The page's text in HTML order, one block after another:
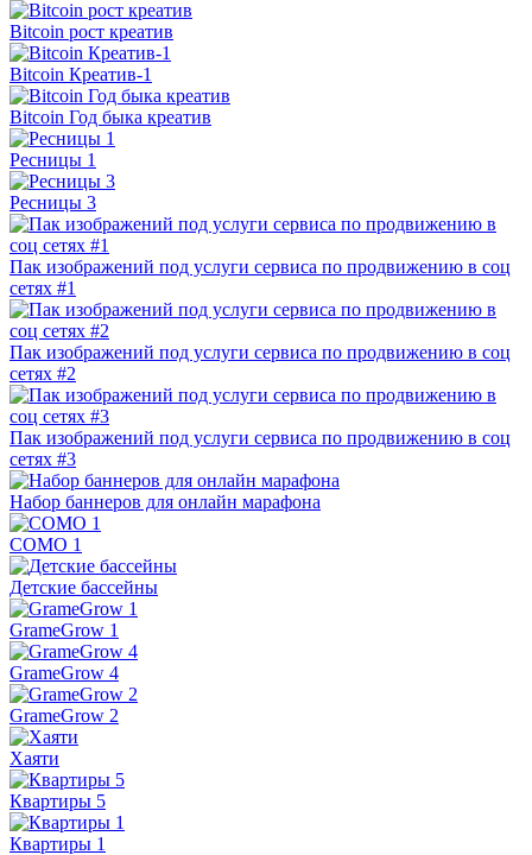
Bitcoin рост креатив
Bitcoin Креатив-1
Bitcoin Год быка креатив
Ресницы 1
Ресницы 3
Пак изображений под услуги сервиса по продвижению в соц
сетях #1
Пак изображений под услуги сервиса по продвижению в соц
сетях #2
Пак изображений под услуги сервиса по продвижению в соц
сетях #3
Набор баннеров для онлайн марафона
COMO 1
Детские бассейны
GrameGrow 1
GrameGrow 4
GrameGrow 2
Хаяти
Квартиры 5
Квартиры 1